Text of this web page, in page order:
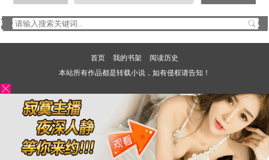
首页 我的书架
阅读历史
本站所有作品都是转载小说，如有侵权请告知！